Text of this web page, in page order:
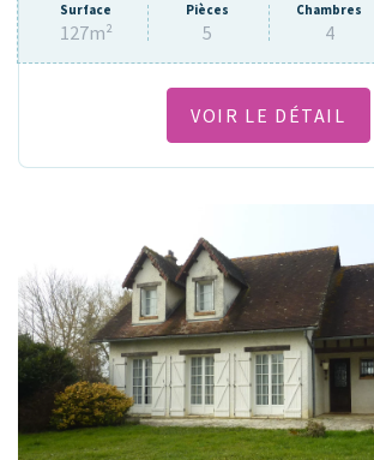
Surface
127m²
Pièces
5
Chambres
4
VOIR LE DÉTAIL